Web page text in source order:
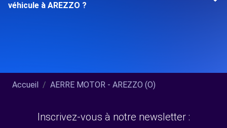
véhicule à AREZZO ?
Accueil AERRE MOTOR - AREZZO (O)
Inscrivez-vous à notre newsletter :